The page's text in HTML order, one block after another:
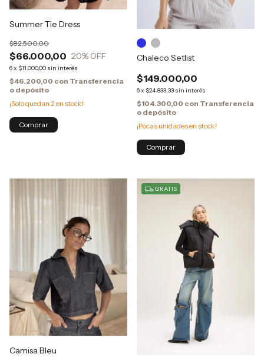
Summer Tie Dress
$66.000,00
$82.500,00
20% OFF
6x $11.000,00 sin interés
$46.200,00 con Transferencia
o depósito
¡Solo quedan 2 en stock!
Chaleco Setlist
$149.000,00
6x $24.833,33 sin interés
$104.300,00 con Transferencia
o depósito
¡Pocas unidades en stock!
Comprar
Camisa Bleu
GRATIS